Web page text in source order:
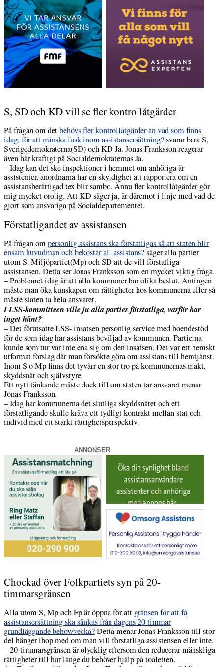
S, SD och KD vill se fler kontrollåtgärder
På frågan om detbehövs fler kontrollåtgärder än vad som finns
idag, för att minska fusk inom assistansersättning?svarar bara S,
Sverigedemokraterna(SD) och KD Ja. Jonas Franksson reagerar
även här kraftigt på Socialdemokraternas Ja.
– Idag kan det ske inspektioner i hemmet om anhöriga är
assistenter, anordnarna har en skyldighet att rapportera om en
assistansberättigad tex blir sambo. Ännu fler kontrollåtgärder gör
mig mycket orolig. Att KD säger ja, är däremot i linje med vad de
gjort som ansvariga på Socialdepartementet.
Förstatligandet av assistansen
På frågan ompersonlig assistans ska förstatligas så att staten blir
ensam huvudman och bekostar all assistans?säger alla partier
utom S, Miljöpartiet(Mp) och SD att de vill förstatliga
assistansen. Detta ser Jonas Franksson som en mycket viktig fråga.
– Problemet idag är att alla kommuner har olika beslut. Antingen
måste man öka kunskapen om rättigheter hos kommunerna eller så
måste staten ta hela ansvaret.
I LSS-kommitteen ville ju alla partier förstatliga, varför har
inget hänt?
– Det förutsatte LSS- insatsen personlig service med boendestöd
för de som idag har assistans beviljad av kommunen. Partierna
kunde som tur var inte ena sig om den insatsen. Det var ett hemskt
utformat förslag där man försökte göra om assistans till hemtjänst.
Inom S o Mp finns det tyvärr en stor tro på kommunernas makt,
skyddsnät och självstyre.
Ett nytt tänkande måste dock till om staten tar ansvaret menar
Jonas Franksson.
– Idag har kommunerna det slutliga skyddsnätet och ett
förstatligande skulle kräva ett tydligt kontrakt mellan stat och
individ med ett starkt rättighetsperspektiv.
ANNONSER
Chockad över Folkpartiets syn på 20-
timmarsgränsen
Alla utom S, Mp och Fp är öppna för att gränsen för att få
assistansersättning ska sänkas från dagens 20 timmar
grundläggande behov/vecka?Detta menar Jonas Franksson till stor
del hänger ihop med om man vill förstatliga assistensen eller inte.
– 20-timmarsgränsen är olycklig eftersom den reducerar mänskliga
rättigheter till hur länge du behöver hjälp på toaletten.